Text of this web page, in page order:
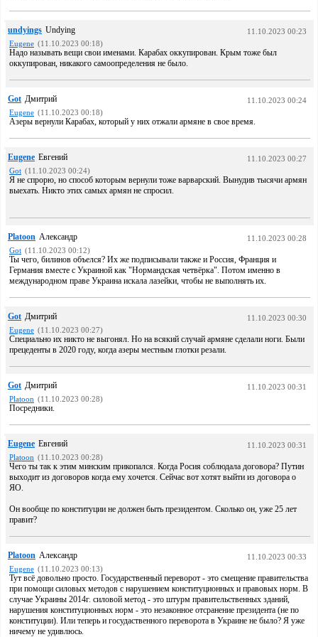
undyings Undying
11.10.2023 00:23
Eugene (11.10.2023 00:18)
Надо называть вещи свои именами. Карабах оккупирован. Крым тоже был
оккупирован, никакого самоопределения не было.
Got Дмитрий
11.10.2023 00:24
Eugene (11.10.2023 00:18)
Азеры вернули Карабах, который у них отжали армяне в свое время.
Eugene Евгений
11.10.2023 00:27
Got (11.10.2023 00:24)
Я не спрорю, но способ которым вернули тоже варварский. Вынудив тысячи армян
выехать. Никто этих самых армян не спросил.
Platoon Александр
11.10.2023 00:28
Got (11.10.2023 00:12)
Ты чего, билинов объелся? Их же подписывали также и Россия, Франция и
Германия вместе с Украиной как "Нормандская четвёрка". Потом именно в
международном праве Украина искала лазейки, чтобы не выполнять их.
Got Дмитрий
11.10.2023 00:30
Eugene (11.10.2023 00:27)
Специально их никто не выгонял. Но на всякий случай армяне сделали ноги. Были
прецеденты в 2020 году, когда азеры местным глотки резали.
Got Дмитрий
11.10.2023 00:31
Platoon (11.10.2023 00:28)
Посредники.
Eugene Евгений
11.10.2023 00:31
Platoon (11.10.2023 00:28)
Чего ты так к этим минским прикопался. Когда Росия соблюдала договора? Путин
выходит из договоров когда ему хочется. Сейчас вот хотят выйти из договора о
ЯО.
Он вообще по конституции не должен быть президентом. Сколько он, уже 25 лет
правит?
Platoon Александр
11.10.2023 00:33
Eugene (11.10.2023 00:13)
Тут всё довольно просто. Государственный переворот - это смещение правительства
при помощи силовых методов с нарушением конституционных и правовых норм. В
случае Украины 2014г. силовой метод - это штурм правительственных зданий,
нарушения конституционных норм - это незаконное отсранение президента (не по
конституции). Или теперь и госудаственного переворота в Украине не было? Я уже
ничему не удивлюсь.